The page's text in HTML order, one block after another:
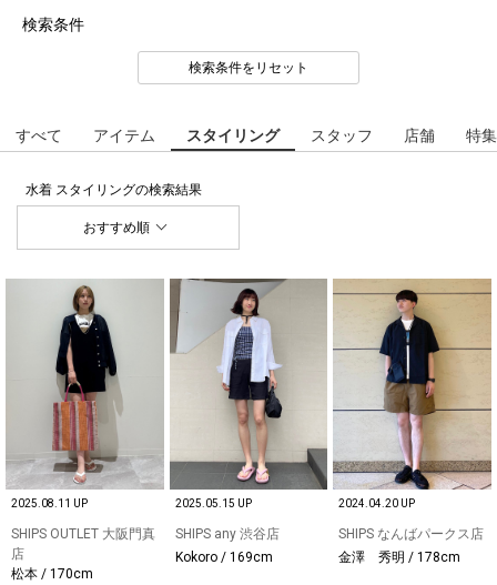
検索条件
検索条件をリセット
すべて アイテム スタイリング スタッフ 店舗 特集
水着 スタイリングの検索結果
おすすめ順
2025.08.11 UP
SHIPS OUTLET 大阪門真
店
松本 / 170cm
2025.05.15 UP
SHIPS any 渋谷店
Kokoro / 169cm
2024.04.20 UP
SHIPS なんばパークス店
金澤 秀明 / 178cm